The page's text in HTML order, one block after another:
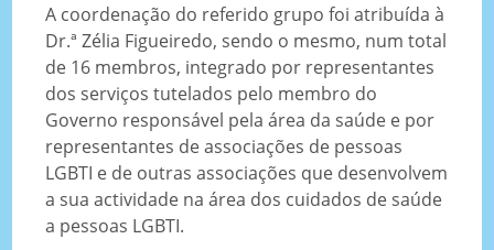
A coordenação do referido grupo foi atribuída à
Dr.ª Zélia Figueiredo, sendo o mesmo, num total
de 16 membros, integrado por representantes
dos serviços tutelados pelo membro do
Governo responsável pela área da saúde e por
representantes de associações de pessoas
LGBTI e de outras associações que desenvolvem
a sua actividade na área dos cuidados de saúde
a pessoas LGBTI.